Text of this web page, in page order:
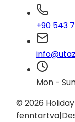
+90 543
Mon -
© 2026
fenntartva|